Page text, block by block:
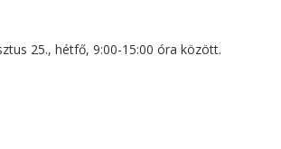
25., hétfő, 9:00-15:00 óra között.